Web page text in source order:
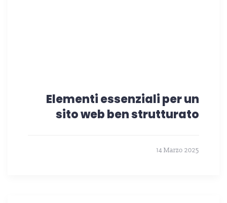
Elementi essenziali per un
sito web ben strutturato
14 Marzo 2025